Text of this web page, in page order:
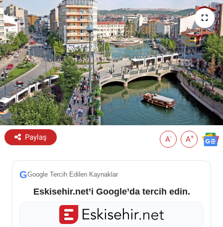
Paylaş A- A+
GGoogle Tercih Edilen Kaynaklar
Eskisehir.net’i Google’da tercih edin.
Eskişehir Haber İçerikleri
Eskişehir Hava Durumu
Eskişehir Tramvay Saatleri
Eskişehir Otobüs Saatleri